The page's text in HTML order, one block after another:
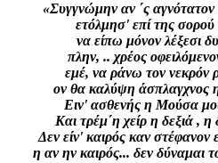
«Συγγνώμην αν ΄ς αγνότατον
ετόλμησ' επί της σορού
να είπω μόνον λέξεσι
πλην, .. χρέος
εμέ, να ράνω τον νεκρόν
ον θα καλύψη άσπλαγχνος
Ειν' ασθενής η Μούσα
Και τρέμ΄η χείρ η δεξιά , η
Δεν είν' καιρός καν
η αν ην καιρός... δεν δύναμαι